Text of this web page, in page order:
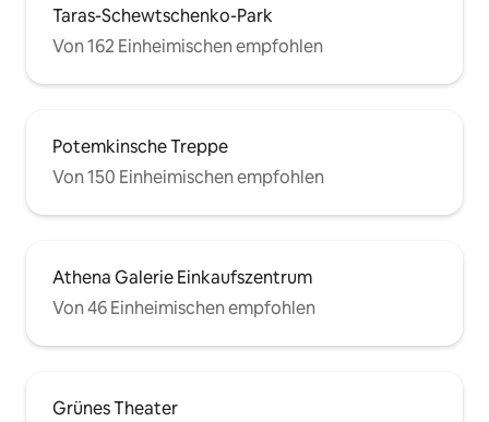
Taras-Schewtschenko-Park
Von 162 Einheimischen empfohlen
Potemkinsche Treppe
Von 150 Einheimischen empfohlen
Athena Galerie Einkaufszentrum
Von 46 Einheimischen empfohlen
Grünes Theater